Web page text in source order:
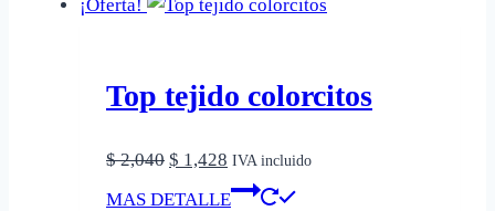
Las
opciones
¡Oferta!
Top tejido colorcitos
$2,040 El
$ 1,428 El
precio
IVA incluido
MAS DETALLE
Este